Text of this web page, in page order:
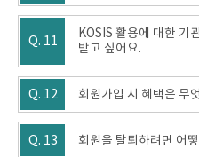
Q. 11
KOSIS 활용에 대한 기
받고 싶어요.
Q. 12 회원가입 시 혜택은 무
Q. 13 회원을 탈퇴하려면 어